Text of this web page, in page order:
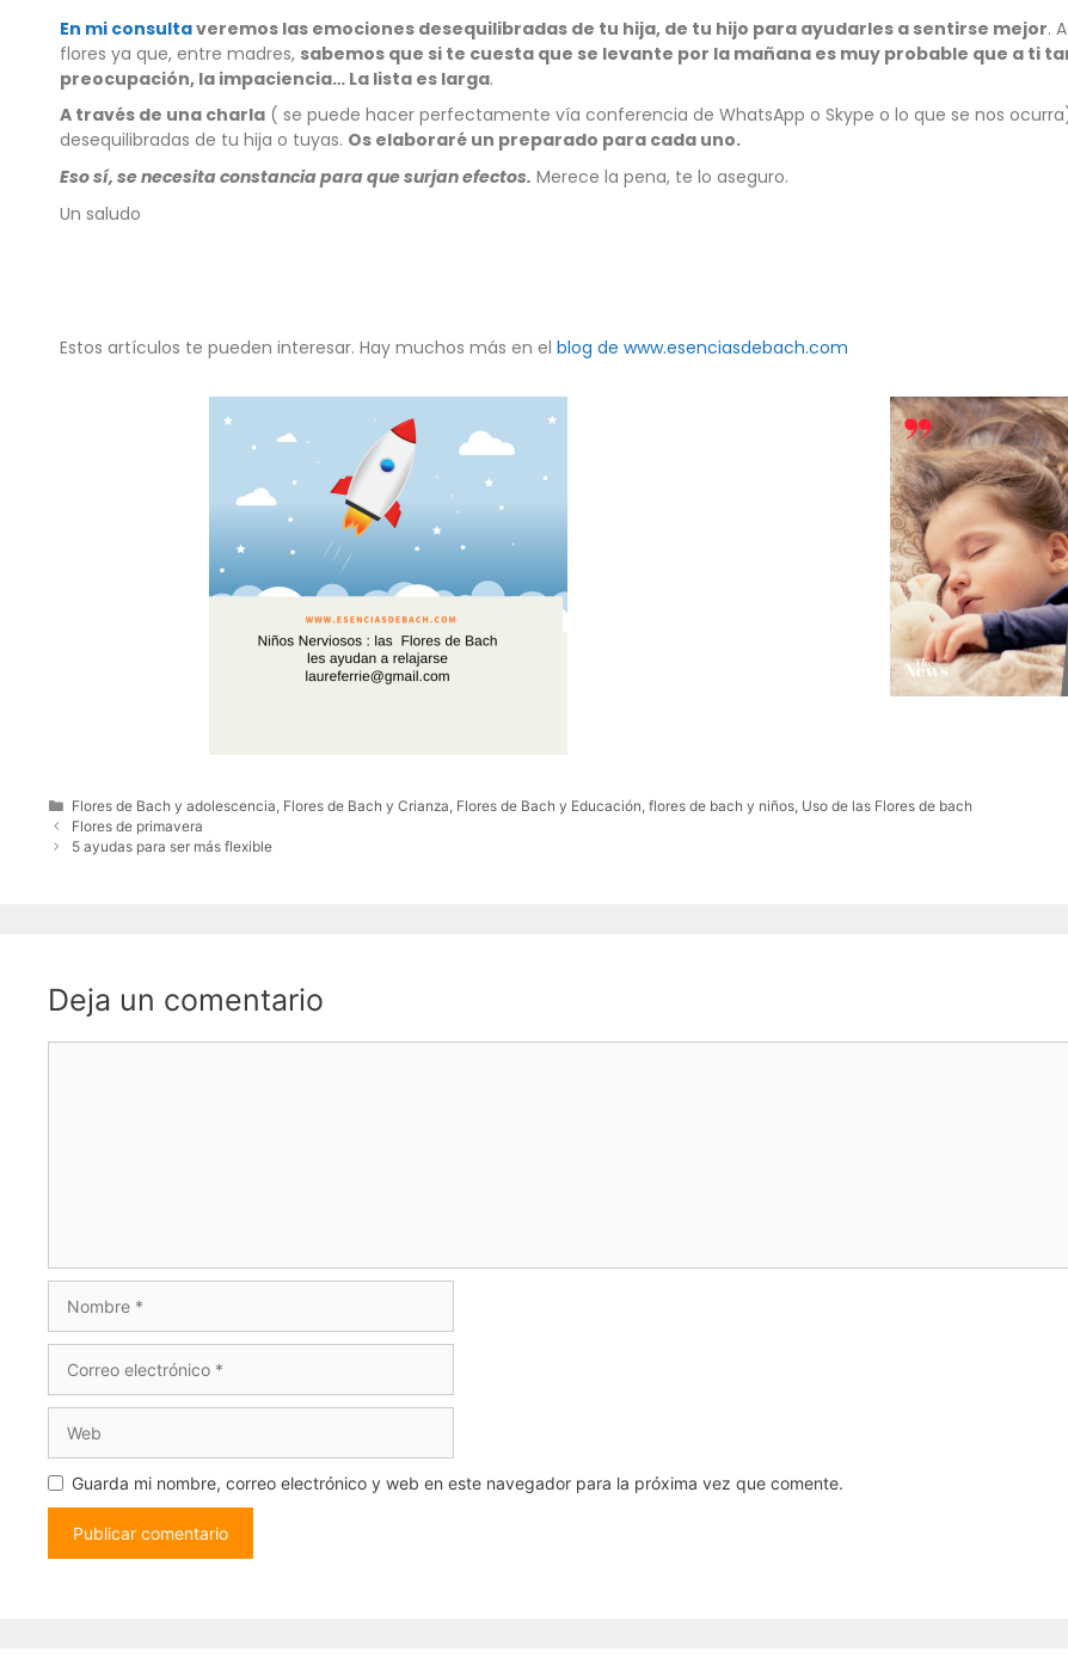
En mi consultaveremos las emociones desequilibradas de tu hija, de tu hijo para ayudarles a sentirse mejor.
flores ya que, entre madres, sabemos que si te cuesta que se levante por la mañana es muy probable que a ti
preocupación, la impaciencia… La lista es larga.
A través de una charla ( se puede hacer perfectamente vía conferencia de WhatsApp o Skype o lo que se nos
desequilibradas de tu hija o tuyas. Os elaboraré un preparado para cada uno.
Eso sí, se necesita constancia para que surjan efectos. Merece la pena, te lo aseguro.
Un saludo
Estos artículos te pueden interesar. Hay muchos más en el blog de www.esenciasdebach.com
Flores de Bach y adolescencia, Flores de Bach y Crianza, Flores de Bach y Educación,flores de bach y niños, Uso de las Flores de bach
Flores de primavera
5 ayudas para ser más flexible
Deja un comentario
Guarda mi nombre, correo electrónico y web en este navegador para la próxima vez que comente.